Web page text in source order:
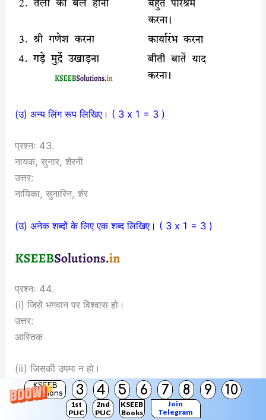
KSEEB
Solutions
3 4 5 6 7 8 9 10
1st
PUC
2nd
PUC
KSEEB
Books
Join
Telegram
(उ) अन्य लिंग रूप लिखिए। ( 3 x 1 = 3 )
प्रश्नः 43.
नायक, सुनार, शेरनी
उत्तर:
नायिका, सुनारिन, शेर
(उ) अनेक शब्दों के लिए एक शब्द लिखिए। ( 3 x 1 = 3 )
प्रश्नः 44.
(i) जिसे भगवान पर विश्वास हो।
उत्तर:
आस्तिक
(ii) जिसकी उपमा न हो।
उत्तर:
अनुपम